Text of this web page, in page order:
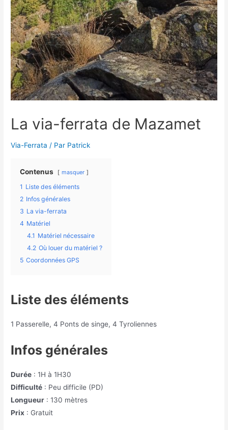
La via-ferrata de Mazamet
Via-Ferrata / Par Patrick
Contenus masquer
1 Liste des éléments
2 Infos générales
3 La via-ferrata
4 Matériel
4.1 Matériel nécessaire
4.2 Où louer du matériel ?
5 Coordonnées GPS
Liste des éléments
1 Passerelle, 4 Ponts de singe, 4 Tyroliennes
Infos générales
Durée : 1H à 1H30
Difficulté : Peu difficile (PD)
Longueur : 130 mètres
Prix : Gratuit